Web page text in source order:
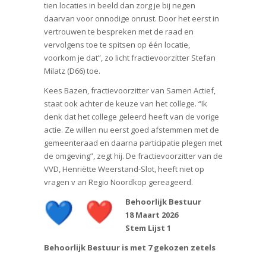
tien locaties in beeld dan zorg je bij negen
daarvan voor onnodige onrust. Door het eerst in
vertrouwen te bespreken met de raad en
vervolgens toe te spitsen op één locatie,
voorkom je dat”, zo licht fractievoorzitter Stefan
Milatz (D66) toe.
Kees Bazen, fractievoorzitter van Samen Actief,
staat ook achter de keuze van het college. “Ik
denk dat het college geleerd heeft van de vorige
actie. Ze willen nu eerst goed afstemmen met de
gemeenteraad en daarna participatie plegen met
de omgeving”, zegt hij. De fractievoorzitter van de
VVD, Henriëtte Weerstand-Slot, heeft niet op
vragen v an Regio Noordkop gereageerd.
Behoorlijk Bestuur
18 Maart 2026
Stem Lijst 1
Behoorlijk Bestuur is met 7 gekozen zetels